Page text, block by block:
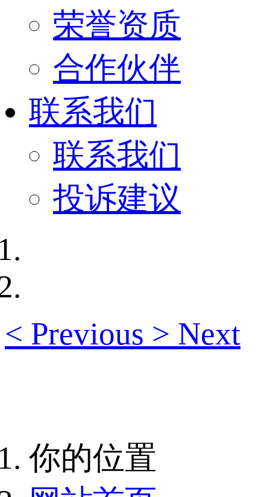
荣誉资质
合作伙伴
联系我们
联系我们
投诉建议
< Previous > Next
你的位置